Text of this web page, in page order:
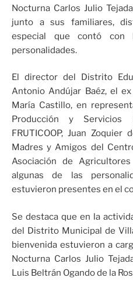
Nocturna Carlos Julio
junto a sus familiares,
especial que contó con
personalidades.
El director del Distrito
Antonio Andújar Baéz, el
María Castillo, en
Producción y Servicios
FRUTICOOP, Juan
Madres y Amigos del
Asociación de
algunas de las
estuvieron presentes en el
Se destaca que en la
del Distrito Municipal de
bienvenida estuvieron a
Nocturna Carlos Julio
Luis Beltrán Ogando de la